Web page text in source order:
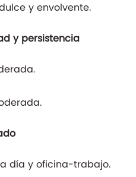
y envolvente.
y persistencia
día y oficina-trabajo.